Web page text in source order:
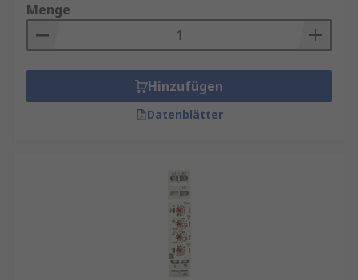
Menge
Hinzufügen
Datenblätter